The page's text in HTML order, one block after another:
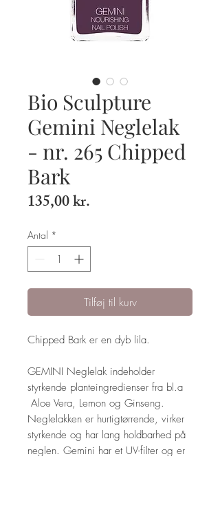
Bio Sculpture
Gemini Neglelak
- nr. 265 Chipped
Bark
135,00 kr.
Antal *
Tilføj til kurv
Chipped Bark er en dyb lila.
GEMINI Neglelak indeholder
styrkende planteingredienser fra bl.a
Aloe Vera, Lemon og Ginseng.
Neglelakken er hurtigtørrende, virker
styrkende og har lang holdbarhed på
neglen. Gemini har et UV-filter og er